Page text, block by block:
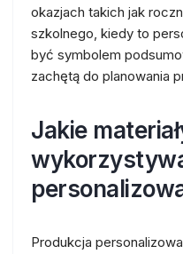
okazjach takich jak
szkolnego, kiedy to
być symbolem
zachętą do planowania
Jakie
Produkcja